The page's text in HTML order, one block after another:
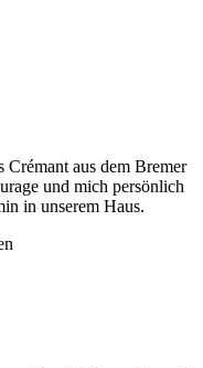
Crémant aus dem Bremer
und mich persönlich
in unserem Haus.